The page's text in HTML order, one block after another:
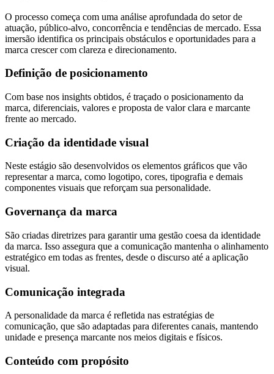
O processo começa com uma análise aprofundada do setor de
atuação, público-alvo, concorrência e tendências de mercado. Essa
imersão identifica os principais obstáculos e oportunidades para a
marca crescer com clareza e direcionamento.
Definição de posicionamento
Com base nos insights obtidos, é traçado o posicionamento da
marca, diferenciais, valores e proposta de valor clara e marcante
frente ao mercado.
Criação da identidade visual
Neste estágio são desenvolvidos os elementos gráficos que vão
representar a marca, como logotipo, cores, tipografia e demais
componentes visuais que reforçam sua personalidade.
Governança da marca
São criadas diretrizes para garantir uma gestão coesa da identidade
da marca. Isso assegura que a comunicação mantenha o alinhamento
estratégico em todas as frentes, desde o discurso até a aplicação
visual.
Comunicação integrada
A personalidade da marca é refletida nas estratégias de
comunicação, que são adaptadas para diferentes canais, mantendo
unidade e presença marcante nos meios digitais e físicos.
Conteúdo com propósito